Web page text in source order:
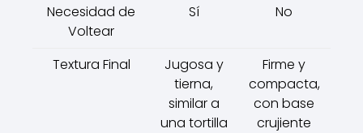
Necesidad de
Voltear
Sí No
Textura Final
Jugosa y
tierna,
similar a
una tortilla
Firme y
compacta,
con base
crujiente